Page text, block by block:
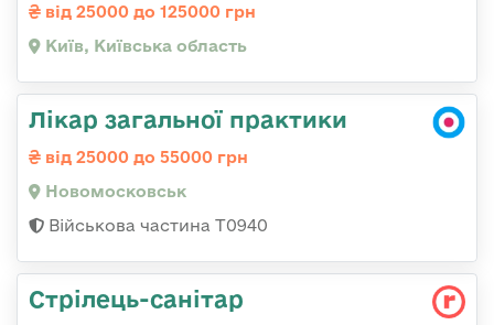
від 25000 до 125000 грн
Київ, Київська область
Лікар загальної практики
від 25000 до 55000 грн
Новомосковськ
Військова частина Т0940
Стрілець-санітар